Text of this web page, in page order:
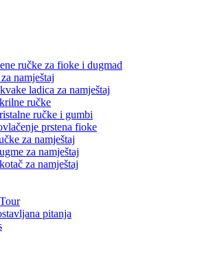
ručke za fioke i dugmad
namještaj
ladica za namještaj
ručke
ručke i gumbi
prstena fioke
za namještaj
za namještaj
za namještaj
pitanja